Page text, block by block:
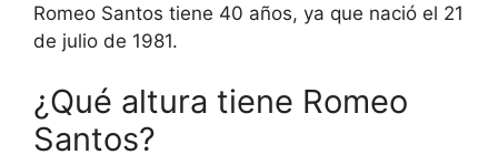
Romeo Santos tiene 40 años, ya que nació el 21
de julio de 1981.
¿Qué altura tiene Romeo
Santos?